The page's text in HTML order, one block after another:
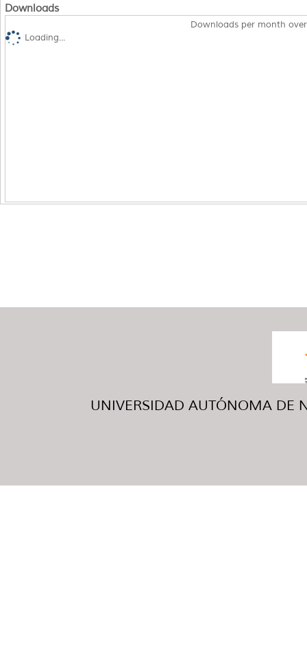
Downloads
Downloads per month
Loading...
UNIVERSIDAD AUTÓNOMA DE